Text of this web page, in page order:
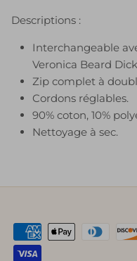
Descriptions :
Interchangeable
Veronica Beard
Zip complet à
Cordons réglables.
90% coton, 10%
Nettoyage à sec.